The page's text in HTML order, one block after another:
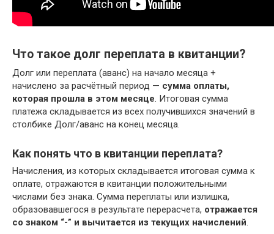
Что такое долг переплата в квитанции?
Долг или переплата (аванс) на начало месяца +
начислено за расчётный период — сумма оплаты,
которая прошла в этом месяце. Итоговая сумма
платежа складывается из всех получившихся значений в
столбике Долг/аванс на конец месяца.
Как понять что в квитанции переплата?
Начисления, из которых складывается итоговая сумма к
оплате, отражаются в квитанции положительными
числами без знака. Сумма переплаты или излишка,
образовавшегося в результате перерасчета, отражается
со знаком “-” и вычитается из текущих начислений.